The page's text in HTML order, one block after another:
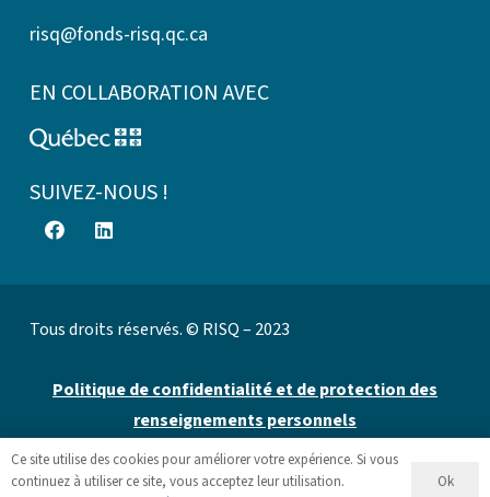
risq@fonds-risq.qc.ca
EN COLLABORATION AVEC
SUIVEZ-NOUS !
Tous droits réservés. © RISQ – 2023
Politique de confidentialité et de protection des
renseignements personnels
Site web par 👉 Cinetic
Ce site utilise des cookies pour améliorer votre expérience. Si vous
continuez à utiliser ce site, vous acceptez leur utilisation.
Ok